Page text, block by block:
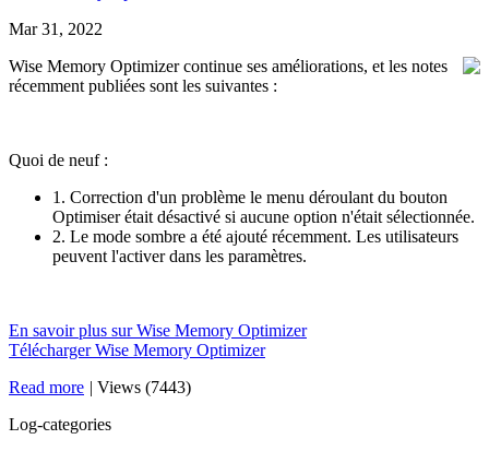
Mar 31, 2022
Wise Memory Optimizer continue ses améliorations, et les notes
récemment publiées sont les suivantes :
Quoi de neuf :
1. Correction d'un problème le menu déroulant du bouton
Optimiser était désactivé si aucune option n'était sélectionnée.
2. Le mode sombre a été ajouté récemment. Les utilisateurs
peuvent l'activer dans les paramètres.
En savoir plus sur Wise Memory Optimizer
Télécharger Wise Memory Optimizer
Read more | Views (7443)
Log-categories